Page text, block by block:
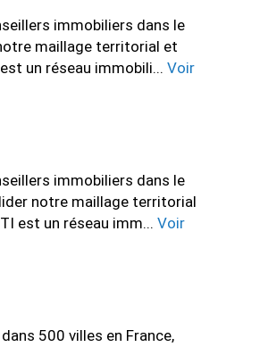
immobiliers dans le
maillage territorial et
un réseau immobili... Voir
immobiliers dans le
notre maillage territorial
est un réseau imm... Voir
500 villes en France,